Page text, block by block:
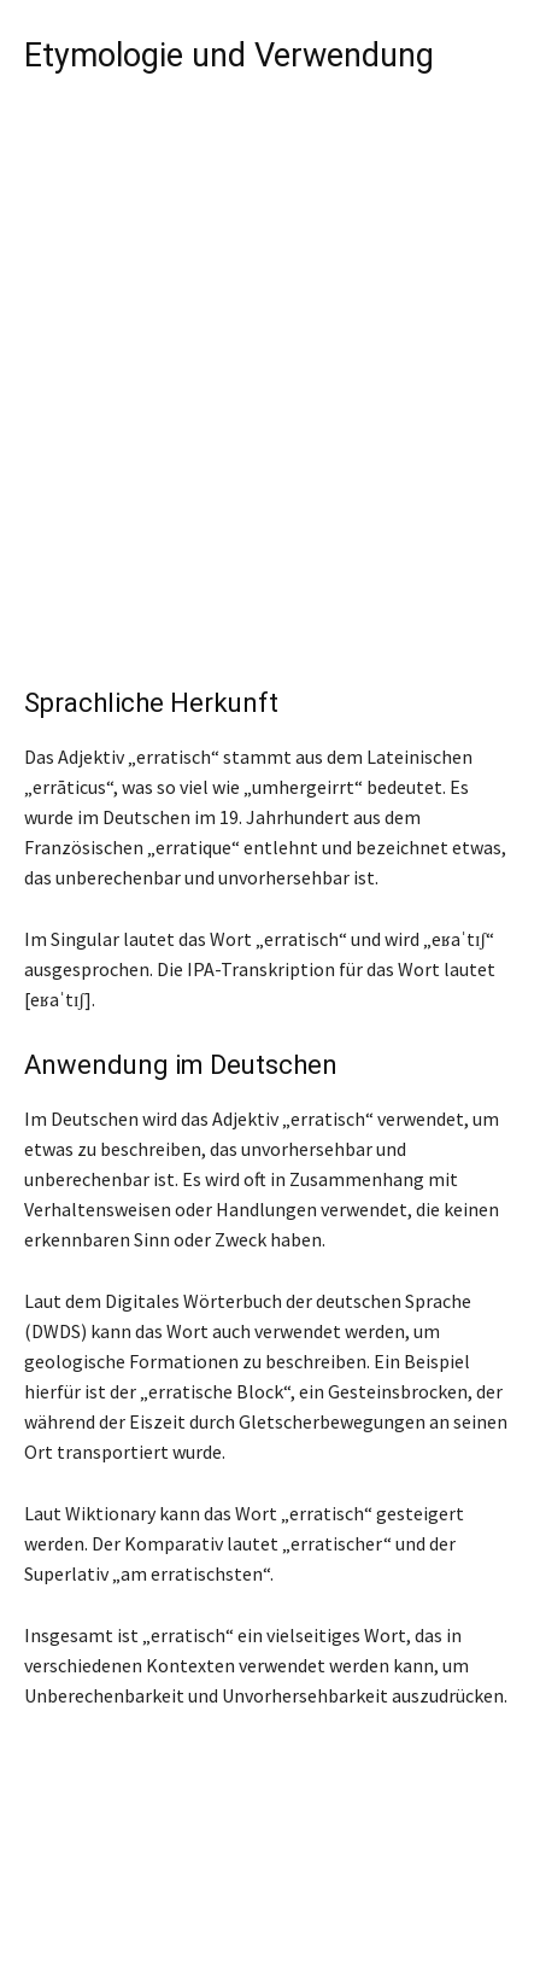
Etymologie und Verwendung
Sprachliche Herkunft
Das Adjektiv „erratisch“ stammt aus dem Lateinischen
„errāticus“, was so viel wie „umhergeirrt“ bedeutet. Es
wurde im Deutschen im 19. Jahrhundert aus dem
Französischen „erratique“ entlehnt und bezeichnet etwas,
das unberechenbar und unvorhersehbar ist.
Im Singular lautet das Wort „erratisch“ und wird „eʁaˈtɪʃ“
ausgesprochen. Die IPA-Transkription für das Wort lautet
[eʁaˈtɪʃ].
Anwendung im Deutschen
Im Deutschen wird das Adjektiv „erratisch“ verwendet, um
etwas zu beschreiben, das unvorhersehbar und
unberechenbar ist. Es wird oft in Zusammenhang mit
Verhaltensweisen oder Handlungen verwendet, die keinen
erkennbaren Sinn oder Zweck haben.
Laut dem Digitales Wörterbuch der deutschen Sprache
(DWDS) kann das Wort auch verwendet werden, um
geologische Formationen zu beschreiben. Ein Beispiel
hierfür ist der „erratische Block“, ein Gesteinsbrocken, der
während der Eiszeit durch Gletscherbewegungen an seinen
Ort transportiert wurde.
Laut Wiktionary kann das Wort „erratisch“ gesteigert
werden. Der Komparativ lautet „erratischer“ und der
Superlativ „am erratischsten“.
Insgesamt ist „erratisch“ ein vielseitiges Wort, das in
verschiedenen Kontexten verwendet werden kann, um
Unberechenbarkeit und Unvorhersehbarkeit auszudrücken.